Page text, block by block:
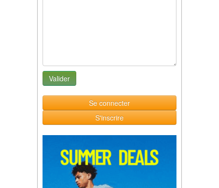
Se connecter
S'inscrire